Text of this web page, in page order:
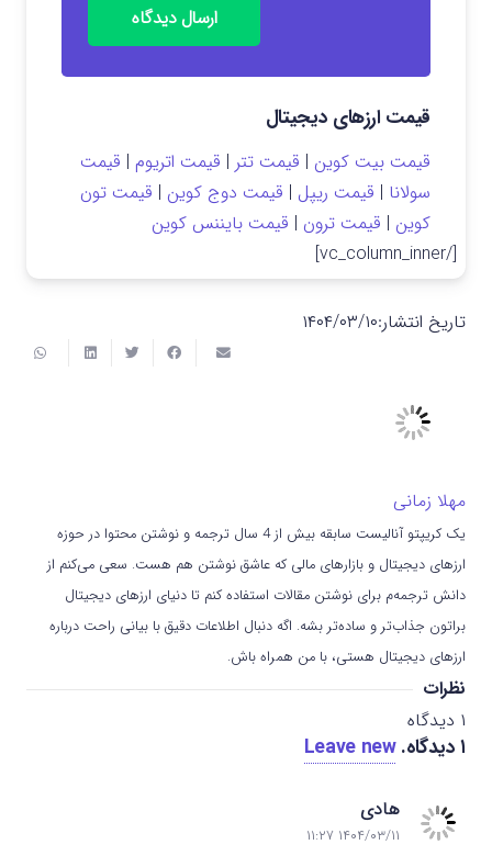
ارسال دیدگاه
قیمت ارزهای دیجیتال
قیمت بیت کوین | قیمت تتر | قیمت اتریوم | قیمت
سولانا | قیمت ریپل | قیمت دوج کوین | قیمت تون
کوین | قیمت ترون | قیمت بایننس کوین
[/vc_column_inner]
تاریخ انتشار:۱۴۰۴/۰۳/۱۰
مهلا زمانی
یک کریپتو آنالیست سابقه بیش از 4 سال ترجمه و نوشتن محتوا در حوزه
ارزهای دیجیتال و بازارهای مالی که عاشق نوشتن هم هست. سعی می‌کنم از
دانش ترجمه‌م برای نوشتن مقالات استفاده کنم تا دنیای ارزهای دیجیتال
براتون جذاب‌تر و ساده‌تر بشه. اگه دنبال اطلاعات دقیق با بیانی راحت درباره
ارزهای دیجیتال هستی، با من همراه باش.
نظرات
۱ دیدگاه
۱دیدگاه.
Leave new
هادی
۱۴۰۴/۰۳/۱۱ ۱۱:۲۷